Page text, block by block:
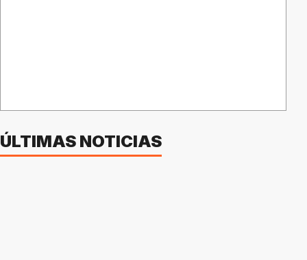
ÚLTIMAS NOTICIAS